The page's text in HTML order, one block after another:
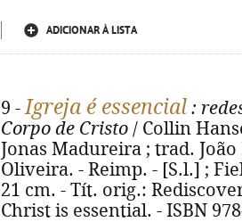
ADICIONAR À LISTA
9 -Igreja é essencial :
Corpo de Cristo / Collin
Jonas Madureira ; trad.
Oliveira. - Reimp. - [S.l.] ;
21 cm. - Tít. orig.:
Christ is essential. - ISBN